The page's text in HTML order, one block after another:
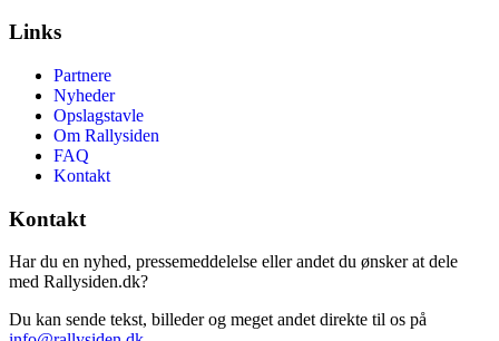
Links
Partnere
Nyheder
Opslagstavle
Om Rallysiden
FAQ
Kontakt
Kontakt
Har du en nyhed, pressemeddelelse eller andet du ønsker at dele
med Rallysiden.dk?
Du kan sende tekst, billeder og meget andet direkte til os på